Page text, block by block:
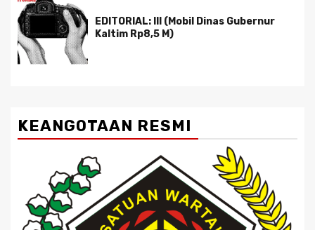
EDITORIAL: III (Mobil Dinas Gubernur
Kaltim Rp8,5 M)
KEANGOTAAN RESMI